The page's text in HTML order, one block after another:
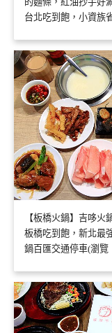
台北吃到飽，小資族
【板橋火鍋】吉哆火
板橋吃到飽，新北最
鍋百匯交通停車(瀏覽